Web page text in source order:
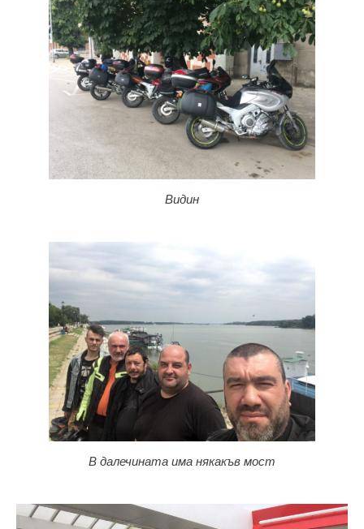
Видин
В далечината има някакъв мост